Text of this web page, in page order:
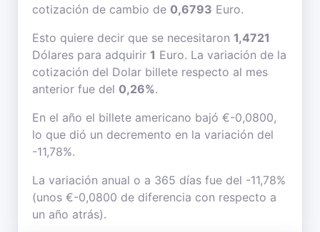
cotización de cambio de 0,6793 Euro.
Esto quiere decir que se necesitaron 1,4721
Dólares para adquirir 1 Euro. La variación de la
cotización del Dolar billete respecto al mes
anterior fue del 0,26%.
En el año el billete americano bajó €-0,0800,
lo que dió un decremento en la variación del
-11,78%.
La variación anual o a 365 días fue del -11,78%
(unos €-0,0800 de diferencia con respecto a
un año atrás).